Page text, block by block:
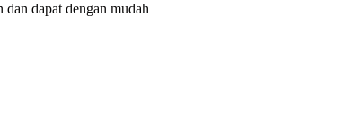
dapat dengan mudah